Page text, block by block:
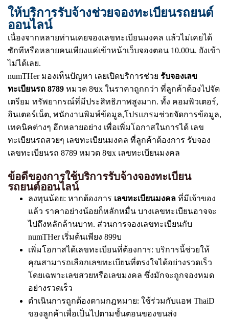
ให้บริการรับจ้างช่วยจองทะเบียนรถยนต์
ออนไลน์
เนื่องจากหลายท่านเคยจองเลขทะเบียนมงคล แล้วไม่เคยได้
ซักทีหรือหลายคนเพียงแค่เข้าหน้าเว็บจองตอน 10.00น. ยังเข้า
ไม่ได้เลย.
numTHer มองเห็นปัญหา เลยเปิดบริการช่วย รับจองเลข
ทะเบียนรถ 8789 หมวด 8ขx ในราคาถูกกว่า ที่ลูกค้าต้องไปจัด
เตรียม ทรัพยากรณ์ที่มีประสิทธิภาพสูงมาก. ทั้ง คอมพิวเตอร์,
อินเตอร์เน็ต, พนักงานพิมพ์ข้อมูล,โปรแกรมช่วยจัดการข้อมูล,
เทคนิคต่างๆ อีกหลายอย่าง เพื่อเพิ่มโอกาสในการได้ เลข
ทะเบียนรถสวยๆ เลขทะเบียนมงคล ที่ลูกค้าต้องการ รับจอง
เลขทะเบียนรถ 8789 หมวด 8ขx เลขทะเบียนมงคล
ข้อดีของการใช้บริการรับจ้างจองทะเบียน
รถยนต์ออนไลน์
ลงทุนน้อย: หากต้องการ เลขทะเบียนมงคล ที่มีเจ้าของ
แล้ว ราคาอย่างน้อยก็หลักหมื่น บางเลขทะเบียนอาจจะ
ไปถึงหลักล้านบาท. ส่วนการจองเลขทะเบียนกับ
numTHer เริ่มต้นเพียง 899บ
เพิ่มโอกาสได้เลขทะเบียนที่ต้องการ: บริการนี้ช่วยให้
คุณสามารถเลือกเลขทะเบียนที่ตรงใจได้อย่างรวดเร็ว
โดยเฉพาะเลขสวยหรือเลขมงคล ซึ่งมักจะถูกจองหมด
อย่างรวดเร็ว
ดำเนินการถูกต้องตามกฎหมาย: ใช้ร่วมกับแอพ ThaiD
ของลูกค้าเพื่อเป็นไปตามขั้นตอนของขนส่ง